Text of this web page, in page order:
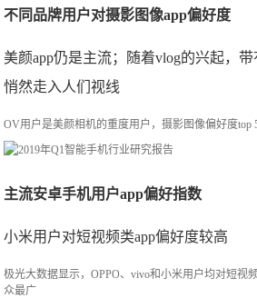
不同品牌用户对摄影图像app偏好度
美颜app仍是主流；随着vlog的兴起，
悄然走入人们视线
OV用户是美颜相机的重度用户，摄影图像偏好度top
主流安卓手机用户app偏好指数
小米用户对短视频类app偏好度较高
极光大数据显示，OPPO、vivo和小米用户均对短视
众最广